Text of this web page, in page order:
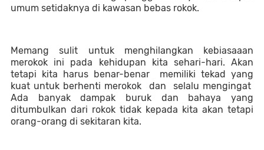
umum setidaknya di kawasan bebas rokok.
Memang sulit untuk menghilangkan kebiasaaan
merokok ini pada kehidupan kita sehari-hari. Akan
tetapi kita harus benar-benar  memiliki tekad yang
kuat untuk berhenti merokok  dan  selalu mengingat
Ada banyak dampak buruk dan bahaya yang
ditumbulkan dari rokok tidak kepada kita akan tetapi
orang-orang di sekitaran kita.